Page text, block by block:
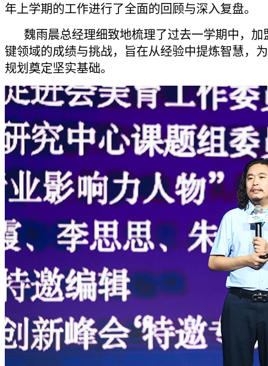
年上学期的工作进行了全面的回顾与深入复盘。
魏雨晨总经理细致地梳理了过去一学期中，加
键领域的成绩与挑战，旨在从经验中提炼智慧，
规划奠定坚实基础。